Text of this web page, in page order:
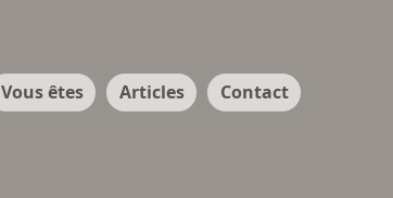
Vous êtes Articles Contact